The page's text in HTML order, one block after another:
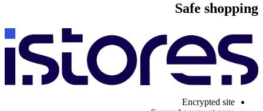
Safe shopping
Encrypted site